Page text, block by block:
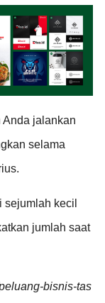
jalankan
selama
kecil
jumlah saat
bisnis-tas